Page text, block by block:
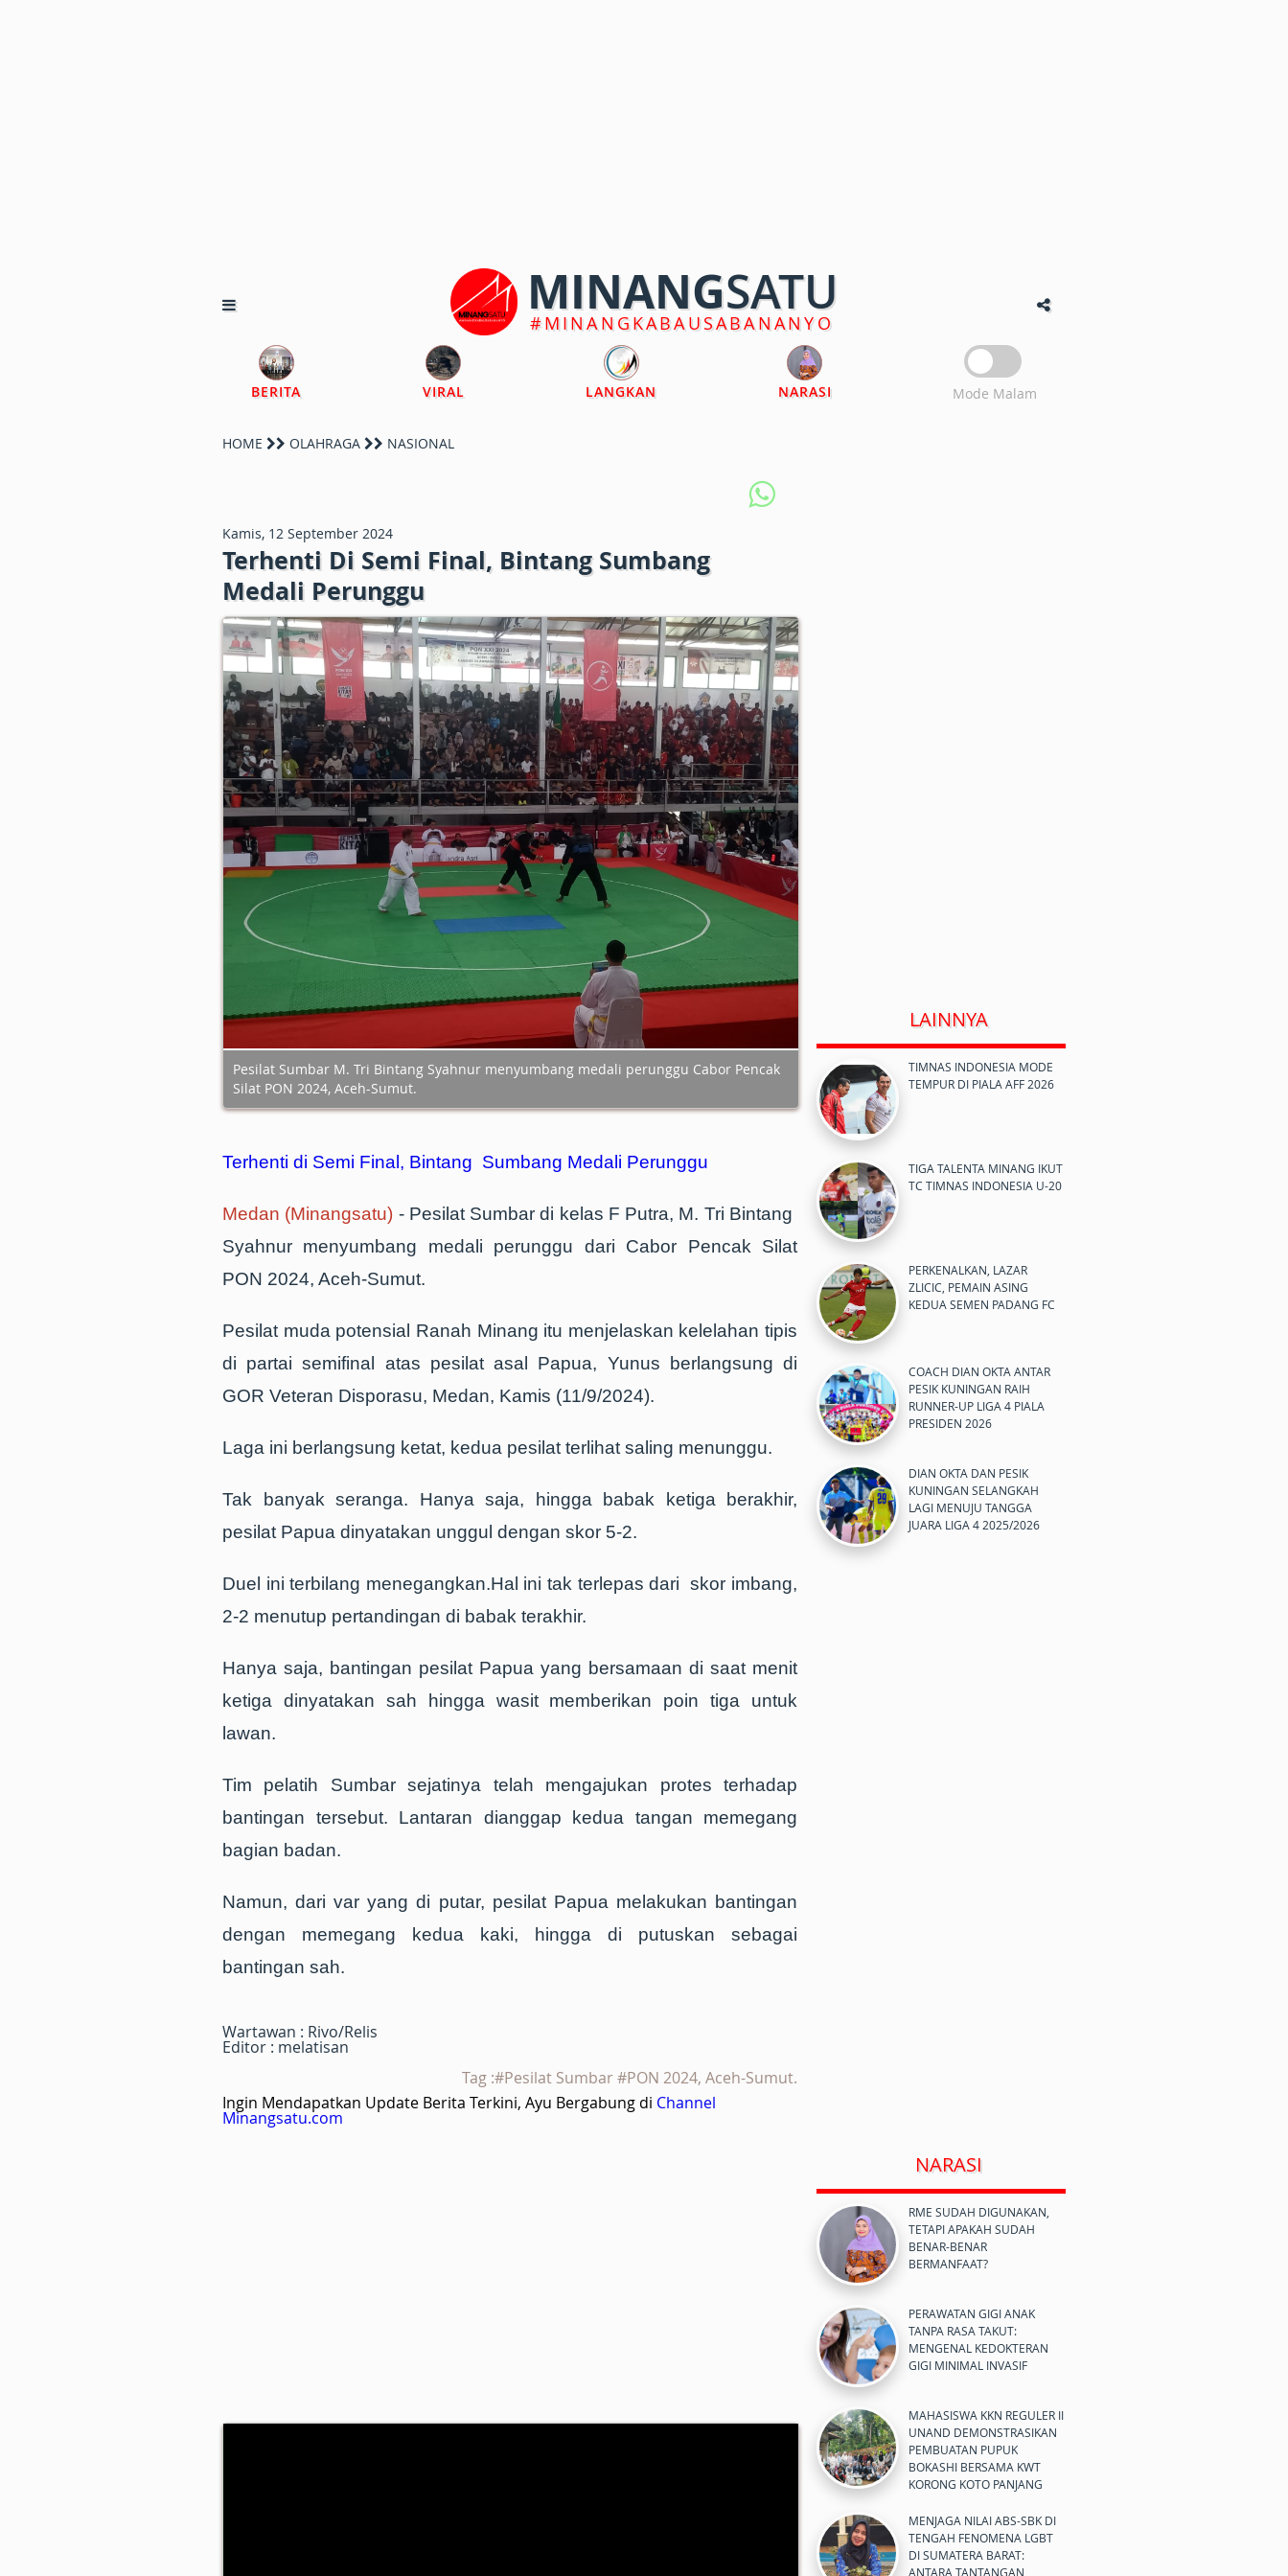
MINANGSATU
#MINANGKABAUSABANANYO
BERITA VIRAL LANGKAN NARASI Mode Malam
HOME OLAHRAGA NASIONAL
Kamis, 12 September 2024
Terhenti Di Semi Final, Bintang Sumbang
Medali Perunggu
Pesilat Sumbar M. Tri Bintang Syahnur menyumbang medali perunggu Cabor Pencak
Silat PON 2024, Aceh-Sumut.
Terhenti di Semi Final, Bintang Sumbang Medali Perunggu
Medan (Minangsatu) - Pesilat Sumbar di kelas F Putra, M. Tri Bintang
Syahnur menyumbang medali perunggu dari Cabor Pencak Silat
PON 2024, Aceh-Sumut.
Pesilat muda potensial Ranah Minang itu menjelaskan kelelahan tipis
di partai semifinal atas pesilat asal Papua, Yunus berlangsung di
GOR Veteran Disporasu, Medan, Kamis (11/9/2024).
Laga ini berlangsung ketat, kedua pesilat terlihat saling menunggu.
Tak banyak seranga. Hanya saja, hingga babak ketiga berakhir,
pesilat Papua dinyatakan unggul dengan skor 5-2.
Duel ini terbilang menegangkan.Hal ini tak terlepas dari skor imbang,
2-2 menutup pertandingan di babak terakhir.
Hanya saja, bantingan pesilat Papua yang bersamaan di saat menit
ketiga dinyatakan sah hingga wasit memberikan poin tiga untuk
lawan.
Tim pelatih Sumbar sejatinya telah mengajukan protes terhadap
bantingan tersebut. Lantaran dianggap kedua tangan memegang
bagian badan.
Namun, dari var yang di putar, pesilat Papua melakukan bantingan
dengan memegang kedua kaki, hingga di putuskan sebagai
bantingan sah.
Wartawan : Rivo/Relis
Editor : melatisan
Tag :#Pesilat Sumbar #PON 2024, Aceh-Sumut.
Ingin Mendapatkan Update Berita Terkini, Ayu Bergabung di Channel
Minangsatu.com
LAINNYA
TIMNAS INDONESIA MODE
TEMPUR DI PIALA AFF 2026
TIGA TALENTA MINANG IKUT
TC TIMNAS INDONESIA U-20
PERKENALKAN, LAZAR
ZLICIC, PEMAIN ASING
KEDUA SEMEN PADANG FC
COACH DIAN OKTA ANTAR
PESIK KUNINGAN RAIH
RUNNER-UP LIGA 4 PIALA
PRESIDEN 2026
DIAN OKTA DAN PESIK
KUNINGAN SELANGKAH
LAGI MENUJU TANGGA
JUARA LIGA 4 2025/2026
NARASI
RME SUDAH DIGUNAKAN,
TETAPI APAKAH SUDAH
BENAR-BENAR
BERMANFAAT?
PERAWATAN GIGI ANAK
TANPA RASA TAKUT:
MENGENAL KEDOKTERAN
GIGI MINIMAL INVASIF
MAHASISWA KKN REGULER II
UNAND DEMONSTRASIKAN
PEMBUATAN PUPUK
BOKASHI BERSAMA KWT
KORONG KOTO PANJANG
MENJAGA NILAI ABS-SBK DI
TENGAH FENOMENA LGBT
DI SUMATERA BARAT:
ANTARA TANTANGAN